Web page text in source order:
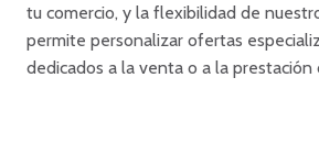
tu comercio, y la flexibilidad de
permite personalizar ofertas
dedicados a la venta o a la prestación